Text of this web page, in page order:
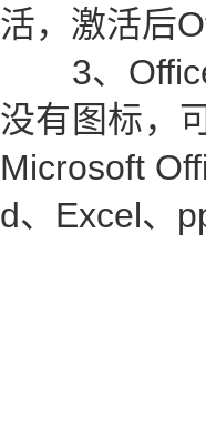
活，激活后
3、
没有图标，
Microsoft
d、Excel、